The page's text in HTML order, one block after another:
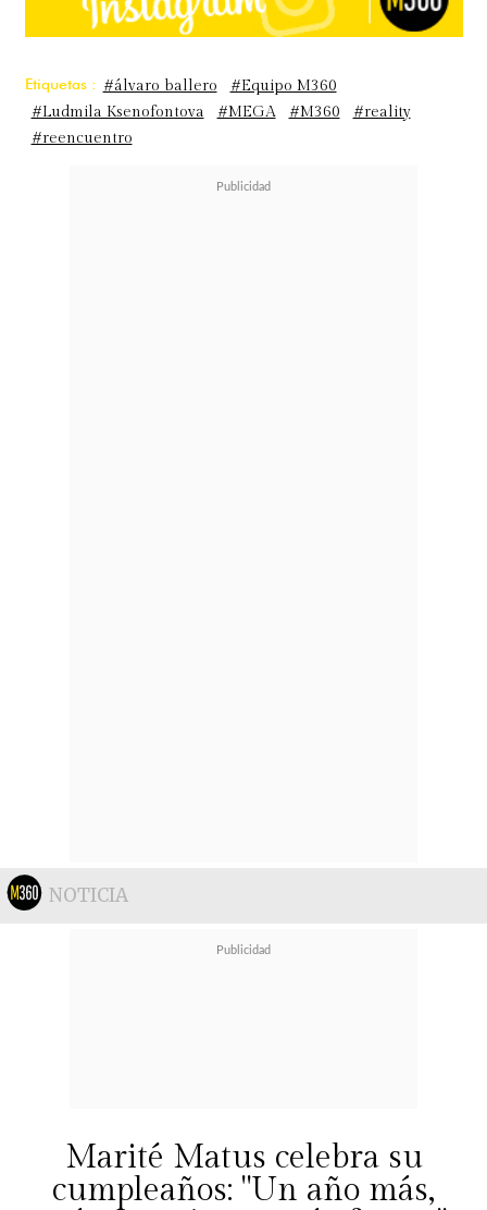
Etiquetas : #álvaro ballero
#Equipo M360
#Ludmila Ksenofontova
#MEGA #M360
#reality
#reencuentro
NOTICIA
Marité Matus celebra su
cumpleaños: "Un año más,